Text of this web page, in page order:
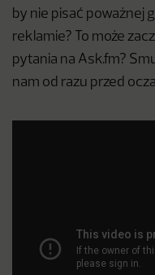
by nie pisać poważnej
reklamie? To może
pytania na Ask.fm?
nam od razu przed